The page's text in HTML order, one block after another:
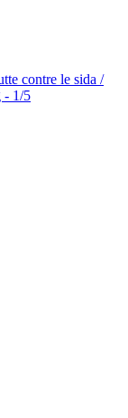
contre le sida /
- 1/5